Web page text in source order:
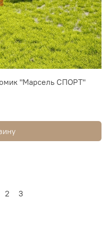
"Марсель СПОРТ"
2 3